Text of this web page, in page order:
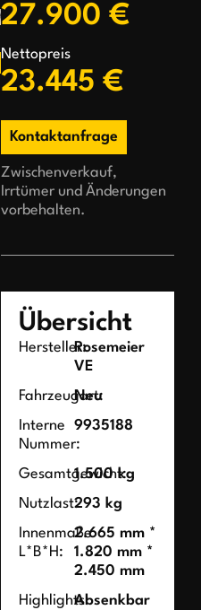
27.900 €
Nettopreis
23.445 €
Kontaktanfrage
Zwischenverkauf,
Irrtümer und Änderungen
vorbehalten.
Übersicht
Hersteller:Rosemeier
VE
Fahrzeugart:
Neu
Interne
Nummer:
9935188
Gesamtgewicht:
1.500 kg
Nutzlast:293 kg
Innenmaße
L*B*H:
2.665 mm *
1.820 mm *
2.450 mm
Highlights:Absenkbar